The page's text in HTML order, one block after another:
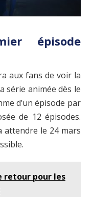
épisode
aux fans de voir la
série animée dès le
d’un épisode par
de 12 épisodes.
attendre le 24 mars
retour pour les